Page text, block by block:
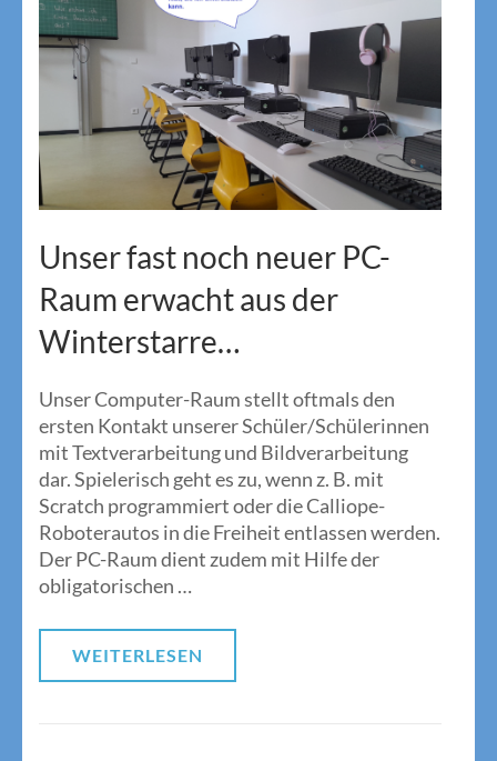
Unser fast noch neuer PC-
Raum erwacht aus der
Winterstarre…
Unser Computer-Raum stellt oftmals den
ersten Kontakt unserer Schüler/Schülerinnen
mit Textverarbeitung und Bildverarbeitung
dar. Spielerisch geht es zu, wenn z. B. mit
Scratch programmiert oder die Calliope-
Roboterautos in die Freiheit entlassen werden.
Der PC-Raum dient zudem mit Hilfe der
obligatorischen …
WEITERLESEN